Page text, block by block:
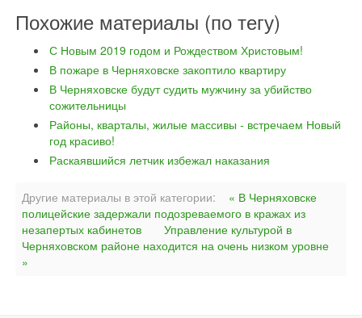
Похожие материалы (по тегу)
С Новым 2019 годом и Рождеством Христовым!
В пожаре в Черняховске закоптило квартиру
В Черняховске будут судить мужчину за убийство
сожительницы
Районы, кварталы, жилые массивы - встречаем Новый
год красиво!
Раскаявшийся летчик избежал наказания
Другие материалы в этой категории:
« В Черняховске
полицейские задержали подозреваемого в кражах из
незапертых кабинетов
Управление культурой в
Черняховском районе находится на очень низком уровне
»